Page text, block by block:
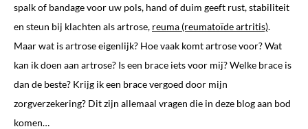
spalk of bandage voor uw pols, hand of duim geeft rust, stabiliteit
en steun bij klachten als artrose, reuma (reumatoïde artritis).
Maar wat is artrose eigenlijk? Hoe vaak komt artrose voor? Wat
kan ik doen aan artrose? Is een brace iets voor mij? Welke brace is
dan de beste? Krijg ik een brace vergoed door mijn
zorgverzekering? Dit zijn allemaal vragen die in deze blog aan bod
komen…